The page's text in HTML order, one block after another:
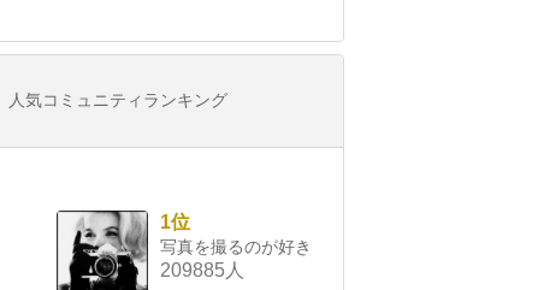
人気コミュニティランキング
1位
写真を撮るのが好き
209885人